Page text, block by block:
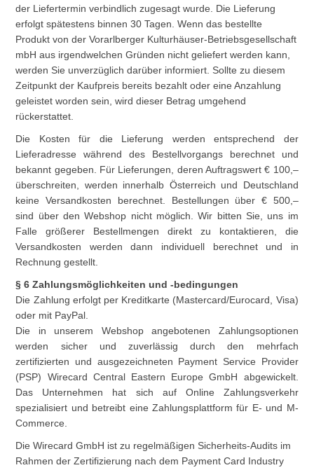
der Liefertermin verbindlich zugesagt wurde. Die Lieferung
erfolgt spätestens binnen 30 Tagen. Wenn das bestellte
Produkt von der Vorarlberger Kulturhäuser-Betriebsgesellschaft
mbH aus irgendwelchen Gründen nicht geliefert werden kann,
werden Sie unverzüglich darüber informiert. Sollte zu diesem
Zeitpunkt der Kaufpreis bereits bezahlt oder eine Anzahlung
geleistet worden sein, wird dieser Betrag umgehend
rückerstattet.
Die Kosten für die Lieferung werden entsprechend der
Lieferadresse während des Bestellvorgangs berechnet und
bekannt gegeben. Für Lieferungen, deren Auftragswert € 100,–
überschreiten, werden innerhalb Österreich und Deutschland
keine Versandkosten berechnet. Bestellungen über € 500,–
sind über den Webshop nicht möglich. Wir bitten Sie, uns im
Falle größerer Bestellmengen direkt zu kontaktieren, die
Versandkosten werden dann individuell berechnet und in
Rechnung gestellt.
§ 6 Zahlungsmöglichkeiten und -bedingungen
Die Zahlung erfolgt per Kreditkarte (Mastercard/Eurocard, Visa)
oder mit PayPal.
Die in unserem Webshop angebotenen Zahlungsoptionen
werden sicher und zuverlässig durch den mehrfach
zertifizierten und ausgezeichneten Payment Service Provider
(PSP) Wirecard Central Eastern Europe GmbH abgewickelt.
Das Unternehmen hat sich auf Online Zahlungsverkehr
spezialisiert und betreibt eine Zahlungsplattform für E- und M-
Commerce.
Die Wirecard GmbH ist zu regelmäßigen Sicherheits-Audits im
Rahmen der Zertifizierung nach dem Payment Card Industry